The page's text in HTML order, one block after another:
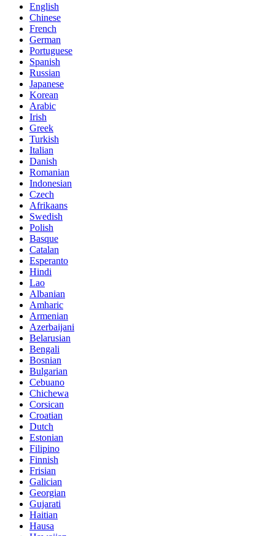
English
Chinese
French
German
Portuguese
Spanish
Russian
Japanese
Korean
Arabic
Irish
Greek
Turkish
Italian
Danish
Romanian
Indonesian
Czech
Afrikaans
Swedish
Polish
Basque
Catalan
Esperanto
Hindi
Lao
Albanian
Amharic
Armenian
Azerbaijani
Belarusian
Bengali
Bosnian
Bulgarian
Cebuano
Chichewa
Corsican
Croatian
Dutch
Estonian
Filipino
Finnish
Frisian
Galician
Georgian
Gujarati
Haitian
Hausa